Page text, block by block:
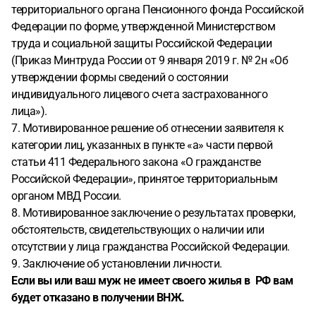
территориального органа Пенсионного фонда Российской
Федерации по форме, утвержденной Министерством
труда и социальной защиты Российской Федерации
(Приказ Минтруда России от 9 января 2019 г. № 2н «Об
утверждении формы сведений о состоянии
индивидуального лицевого счета застрахованного
лица»).
7. Мотивированное решение об отнесении заявителя к
категории лиц, указанных в пункте «а» части первой
статьи 411 Федерального закона «О гражданстве
Российской Федерации», принятое территориальным
органом МВД России.
8. Мотивированное заключение о результатах проверки,
обстоятельств, свидетельствующих о наличии или
отсутствии у лица гражданства Российской Федерации.
9. Заключение об установлении личности.
Если вы или ваш муж не имеет своего жилья в РФ вам
будет отказано в получении ВНЖ.